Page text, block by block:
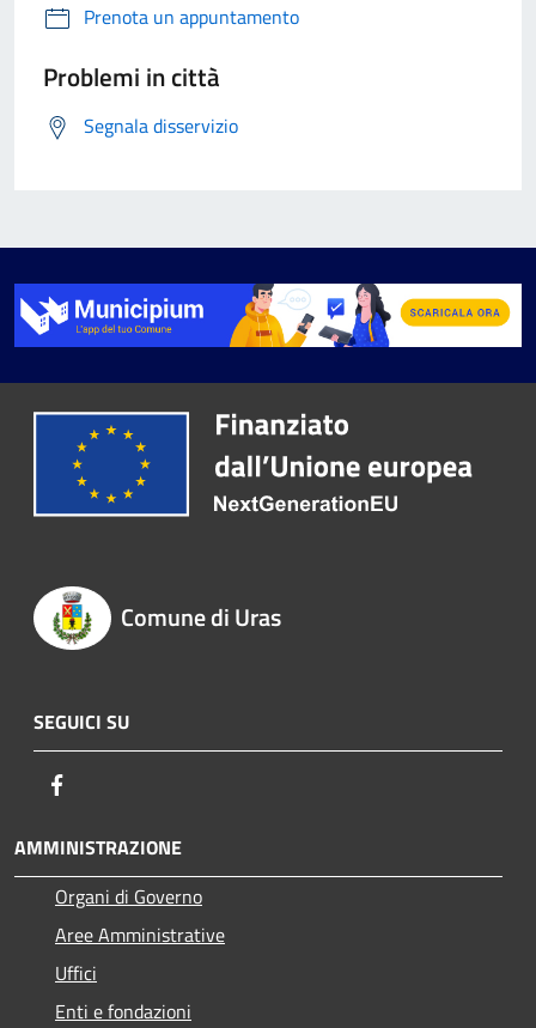
Prenota un appuntamento
Problemi in città
Segnala disservizio
Comune di Uras
SEGUICI SU
AMMINISTRAZIONE
Organi di Governo
Aree Amministrative
Uffici
Enti e fondazioni